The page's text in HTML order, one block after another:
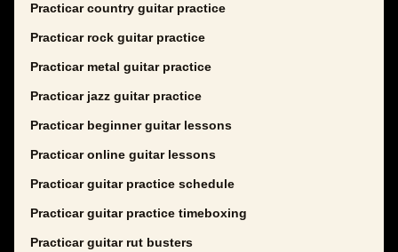
Practicar country guitar practice
Practicar rock guitar practice
Practicar metal guitar practice
Practicar jazz guitar practice
Practicar beginner guitar lessons
Practicar online guitar lessons
Practicar guitar practice schedule
Practicar guitar practice timeboxing
Practicar guitar rut busters